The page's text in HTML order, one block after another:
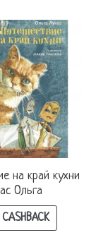
на край кухни
Ольга